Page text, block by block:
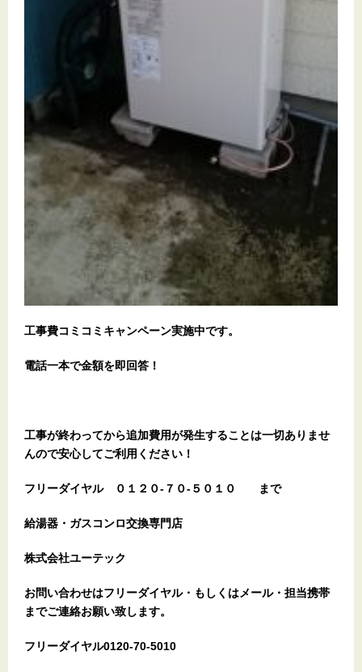
工事費コミコミキャンペーン実施中です。
電話一本で金額を即回答！
工事が終わってから追加費用が発生することは一切ありませ
んので安心してご利用ください！
フリーダイヤル ０１２０-７０-５０１０ まで
給湯器・ガスコンロ交換専門店
株式会社ユーテック
お問い合わせはフリーダイヤル・もしくはメール・担当携帯
までご連絡お願い致します。
フリーダイヤル0120-70-5010